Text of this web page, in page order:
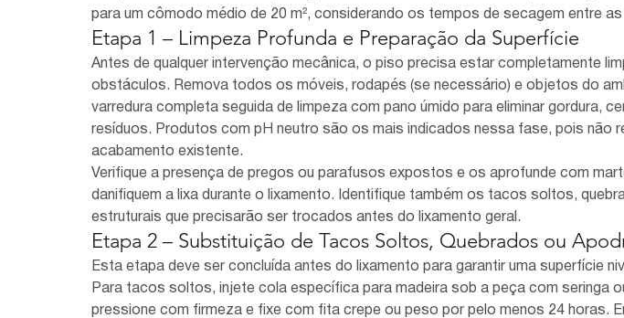
para um cômodo médio de 20 m², considerando os tempos de secagem entre
Etapa 1 – Limpeza Profunda e Preparação da Superfície
Antes de qualquer intervenção mecânica, o piso precisa estar completamente
obstáculos. Remova todos os móveis, rodapés (se necessário) e objetos do
varredura completa seguida de limpeza com pano úmido para eliminar gordura,
resíduos. Produtos com pH neutro são os mais indicados nessa fase, pois não
acabamento existente.
Verifique a presença de pregos ou parafusos expostos e os aprofunde com
danifiquem a lixa durante o lixamento. Identifique também os tacos soltos,
estruturais que precisarão ser trocados antes do lixamento geral.
Etapa 2 – Substituição de Tacos Soltos, Quebrados ou
Esta etapa deve ser concluída antes do lixamento para garantir uma superfície
Para tacos soltos, injete cola específica para madeira sob a peça com seringa
pressione com firmeza e fixe com fita crepe ou peso por pelo menos 24 horas.